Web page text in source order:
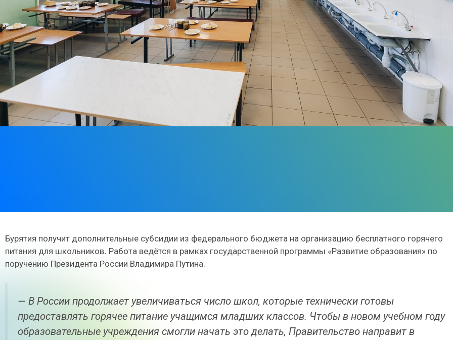
Бурятия получит дополнительные субсидии из федерального бюджета на организацию бесплатного горячего
питания для школьников. Работа ведётся в рамках государственной программы «Развитие образования» по
поручению Президента России Владимира Путина.
— В России продолжает увеличиваться число школ, которые технически готовы
предоставлять горячее питание учащимся младших классов. Чтобы в новом учебном году
образовательные учреждения смогли начать это делать, Правительство направит в